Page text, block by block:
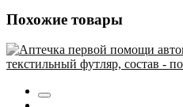
Похожие товары